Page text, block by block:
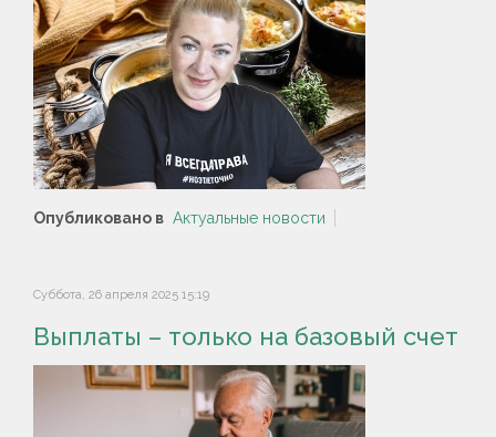
Опубликовано в Актуальные новости
Суббота, 26 апреля 2025 15:19
Выплаты – только на базовый счет